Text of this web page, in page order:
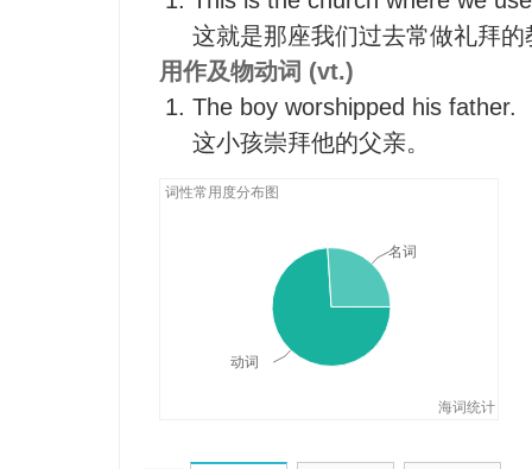
主要用于英格兰大人
礼拜
敬重
敬神
拜神
This is the church where we
这就是那座我们过去常做礼拜的
We attended worship this
今晨我们去做礼拜了。
这就是那座我们过去常做礼拜的
用作及物动词 (vt.)
The boy worshipped his father.
这小孩崇拜他的父亲。
词性常用度分布图
海词统计
动词
名词